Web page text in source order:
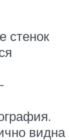
стенок
видна